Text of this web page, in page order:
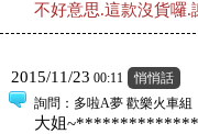
不好意思.這款沒貨囉.
2015/11/23 00:11 悄悄話
詢問 ：多啦A夢 歡樂火車組
大姐